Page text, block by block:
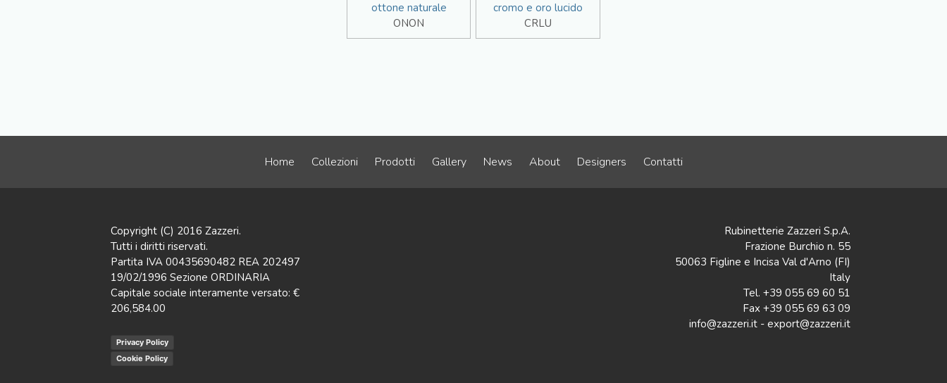
ottone naturale
ONON
cromo e oro lucido
CRLU
Home Collezioni Prodotti Gallery News About Designers Contatti
Copyright (C) 2016 Zazzeri.
Tutti i diritti riservati.
Partita IVA 00435690482 REA 202497
19/02/1996 Sezione ORDINARIA
Capitale sociale interamente versato: €
206,584.00
Privacy Policy
Cookie Policy
Rubinetterie Zazzeri S.p.A.
Frazione Burchio n. 55
50063 Figline e Incisa Val d'Arno (FI)
Italy
Tel. +39 055 69 60 51
Fax +39 055 69 63 09
info@zazzeri.it - export@zazzeri.it